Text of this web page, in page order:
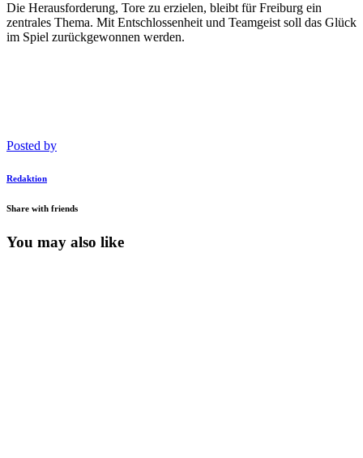
Die Herausforderung, Tore zu erzielen, bleibt für Freiburg ein
zentrales Thema. Mit Entschlossenheit und Teamgeist soll das Glück
im Spiel zurückgewonnen werden.
Posted by
Redaktion
Share with friends
You may also like